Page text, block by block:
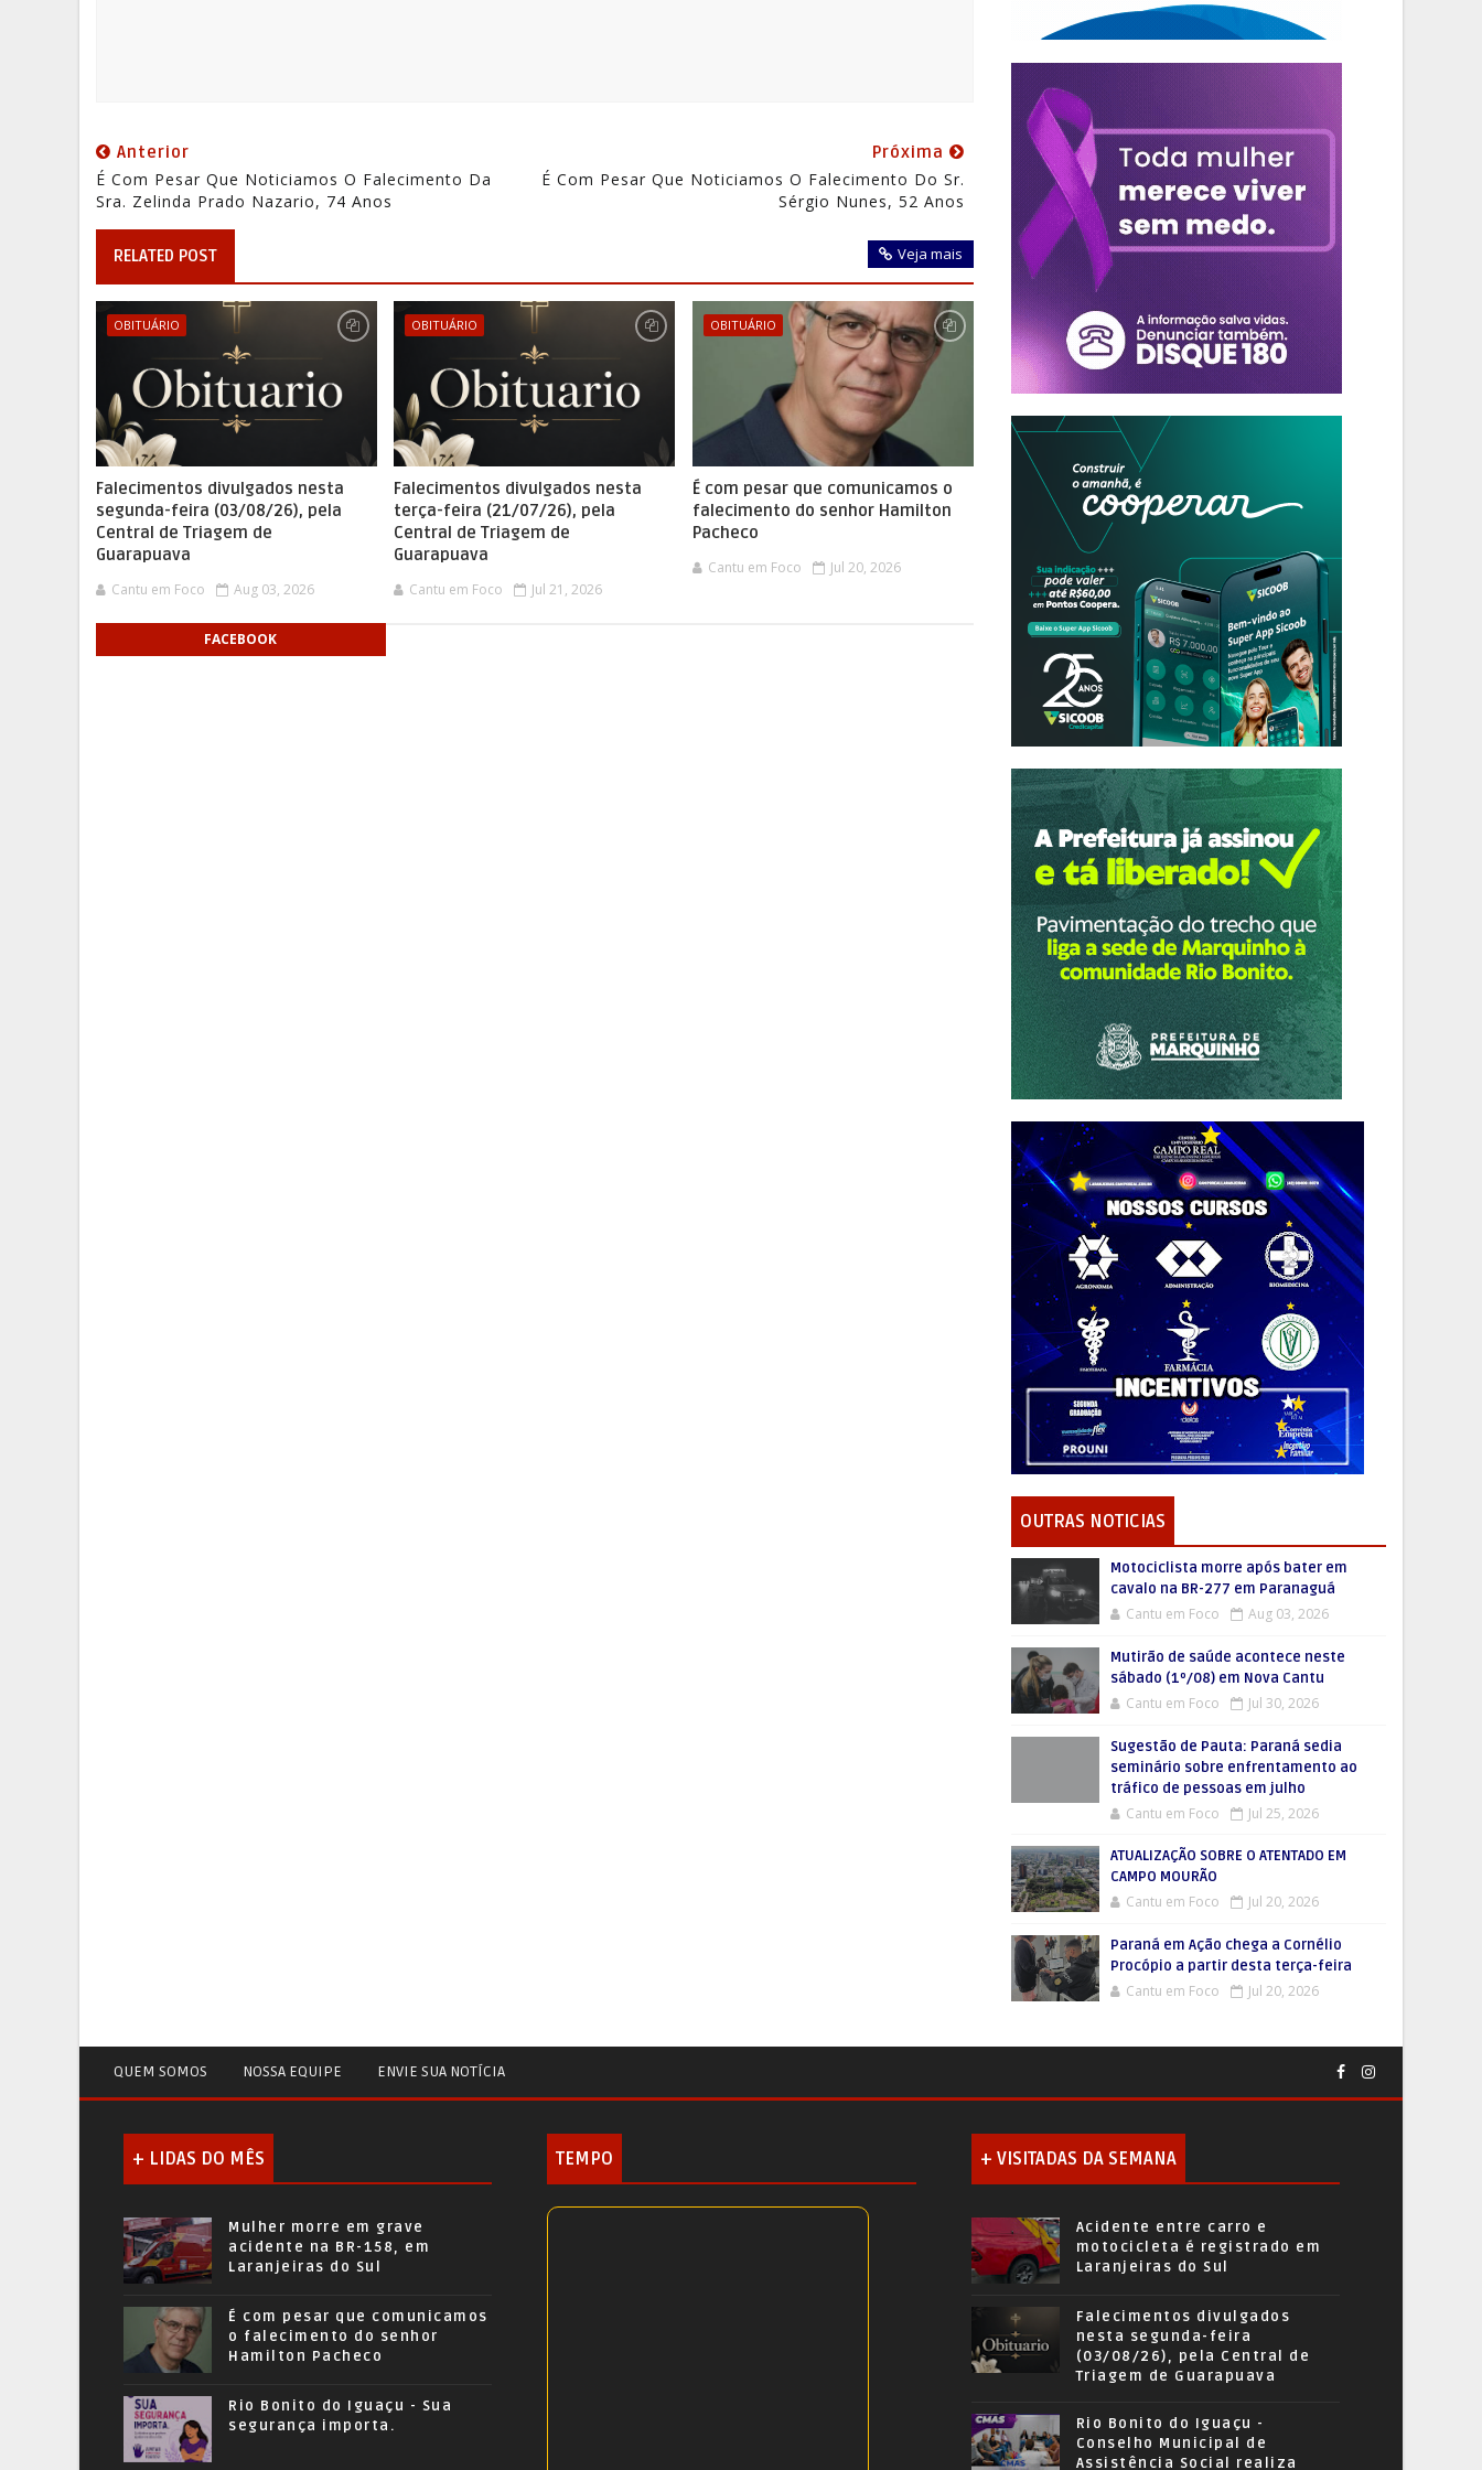
Anterior
É Com Pesar Que Noticiamos O Falecimento Da
Sra. Zelinda Prado Nazario, 74 Anos
Próxima
É Com Pesar Que Noticiamos O Falecimento Do Sr.
Sérgio Nunes, 52 Anos
RELATED POST Veja mais
OBITUÁRIO
Falecimentos divulgados nesta
segunda-feira (03/08/26), pela
Central de Triagem de
Guarapuava
Cantu em Foco Aug 03, 2026
OBITUÁRIO
Falecimentos divulgados nesta
terça-feira (21/07/26), pela
Central de Triagem de
Guarapuava
Cantu em Foco Jul 21, 2026
OBITUÁRIO
É com pesar que comunicamos o
falecimento do senhor Hamilton
Pacheco
Cantu em Foco Jul 20, 2026
FACEBOOK
OUTRAS NOTICIAS
Motociclista morre após bater em
cavalo na BR-277 em Paranaguá
Cantu em Foco Aug 03, 2026
Mutirão de saúde acontece neste
sábado (1º/08) em Nova Cantu
Cantu em Foco Jul 30, 2026
Sugestão de Pauta: Paraná sedia
seminário sobre enfrentamento ao
tráfico de pessoas em julho
Cantu em Foco Jul 25, 2026
ATUALIZAÇÃO SOBRE O ATENTADO EM
CAMPO MOURÃO
Cantu em Foco Jul 20, 2026
Paraná em Ação chega a Cornélio
Procópio a partir desta terça-feira
Cantu em Foco Jul 20, 2026
QUEM SOMOS NOSSA EQUIPE ENVIE SUA NOTÍCIA
+ LIDAS DO MÊS
Mulher morre em grave
acidente na BR-158, em
Laranjeiras do Sul
É com pesar que comunicamos
o falecimento do senhor
Hamilton Pacheco
Rio Bonito do Iguaçu - Sua
segurança importa.
TEMPO + VISITADAS DA SEMANA
Acidente entre carro e
motocicleta é registrado em
Laranjeiras do Sul
Falecimentos divulgados
nesta segunda-feira
(03/08/26), pela Central de
Triagem de Guarapuava
Rio Bonito do Iguaçu -
Conselho Municipal de
Assistência Social realiza